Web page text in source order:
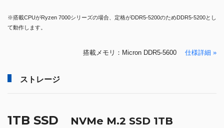
※搭載CPUがRyzen 7000シリーズの場合、定格がDDR5-5200のためDDR5-5200とし
て動作します。
搭載メモリ：Micron DDR5-5600 仕様詳細 »
ストレージ
1TB SSD NVMe M.2 SSD 1TB